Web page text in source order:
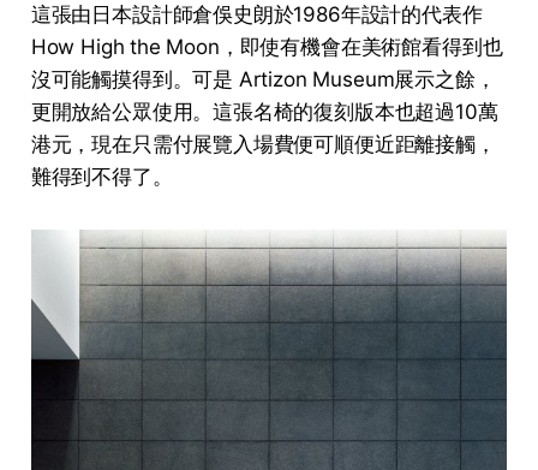
這張由日本設計師倉俁史朗於1986年設計的代表作
How High the Moon，即使有機會在美術館看得到也
沒可能觸摸得到。可是 Artizon Museum展示之餘，
更開放給公眾使用。這張名椅的復刻版本也超過10萬
港元，現在只需付展覽入場費便可順便近距離接觸，
難得到不得了。